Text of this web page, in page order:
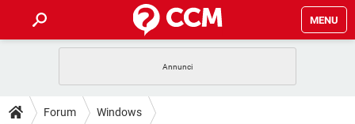
MENU
INTRATTENIMENTO
GUIDE
Forum Windows